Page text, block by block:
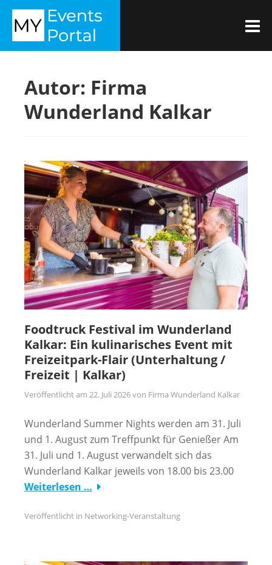
Zum
Inhalt
springen
MYEVENTSPORTAL
Autor: Firma
Wunderland Kalkar
Foodtruck Festival im Wunderland
Kalkar: Ein kulinarisches Event mit
Freizeitpark-Flair (Unterhaltung /
Freizeit | Kalkar)
Veröffentlicht am 22. Juli 2026von Firma Wunderland Kalkar
Wunderland Summer Nights werden am 31. Juli
und 1. August zum Treffpunkt für Genießer Am
31. Juli und 1. August verwandelt sich das
Wunderland Kalkar jeweils von 18.00 bis 23.00
Weiterlesen …
Veröffentlicht in Networking-Veranstaltung